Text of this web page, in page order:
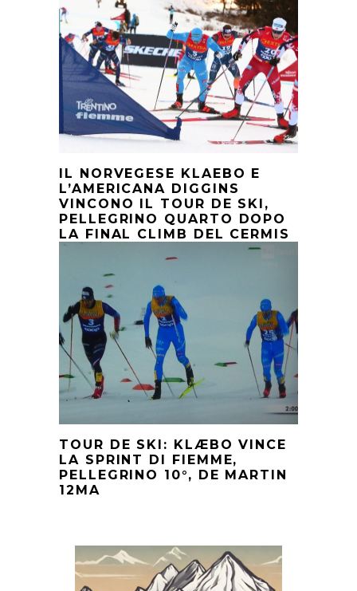
IL NORVEGESE KLAEBO E
L’AMERICANA DIGGINS
VINCONO IL TOUR DE SKI,
PELLEGRINO QUARTO DOPO
LA FINAL CLIMB DEL CERMIS
TOUR DE SKI: KLÆBO VINCE
LA SPRINT DI FIEMME,
PELLEGRINO 10°, DE MARTIN
12MA